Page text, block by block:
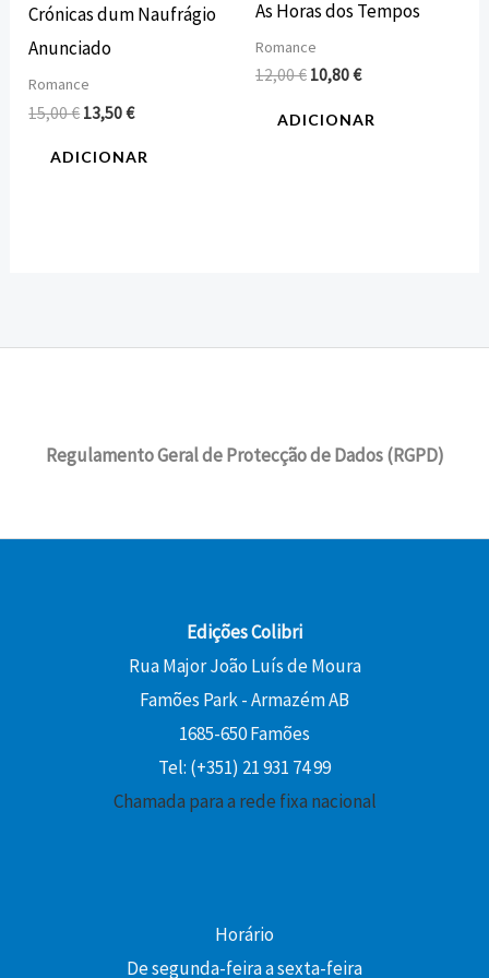
Crónicas dum Naufrágio
Anunciado
Romance
15,00€ 13,50€
ADICIONAR
As Horas dos Tempos
Romance
12,00€ 10,80€
ADICIONAR
Regulamento Geral de Protecção de Dados (RGPD)
Edições Colibri
Rua Major João Luís de Moura
Famões Park - Armazém AB
1685-650 Famões
Tel: (+351) 21 931 74 99
Chamada para a rede fixa nacional
Horário
De segunda-feira a sexta-feira